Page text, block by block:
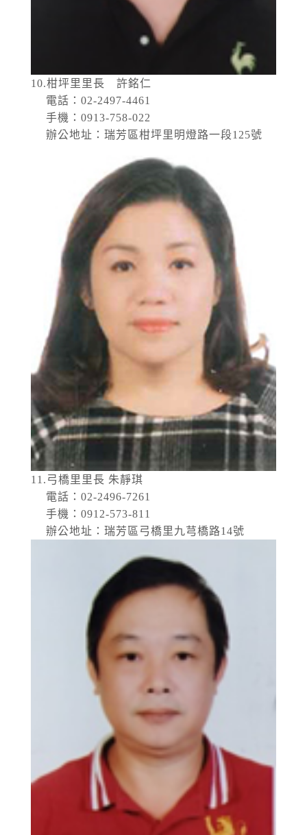
10.柑坪里里長 許銘仁
電話：02-2497-4461
手機：0913-758-022
辦公地址：瑞芳區柑坪里明燈路一段125號
11.弓橋里里長 朱靜琪
電話：02-2496-7261
手機：0912-573-811
辦公地址：瑞芳區弓橋里九芎橋路14號